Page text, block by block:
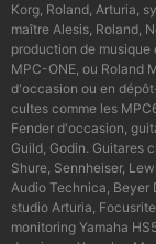
Korg, Roland, Arturia,
maître Alesis, Roland,
production de
MPC-ONE, ou Roland
d'occasion ou en
cultes comme les
Fender d'occasion,
Guild, Godin. Guitares
Shure, Sennheiser,
Audio Technica, Beyer
studio Arturia,
monitoring Yamaha